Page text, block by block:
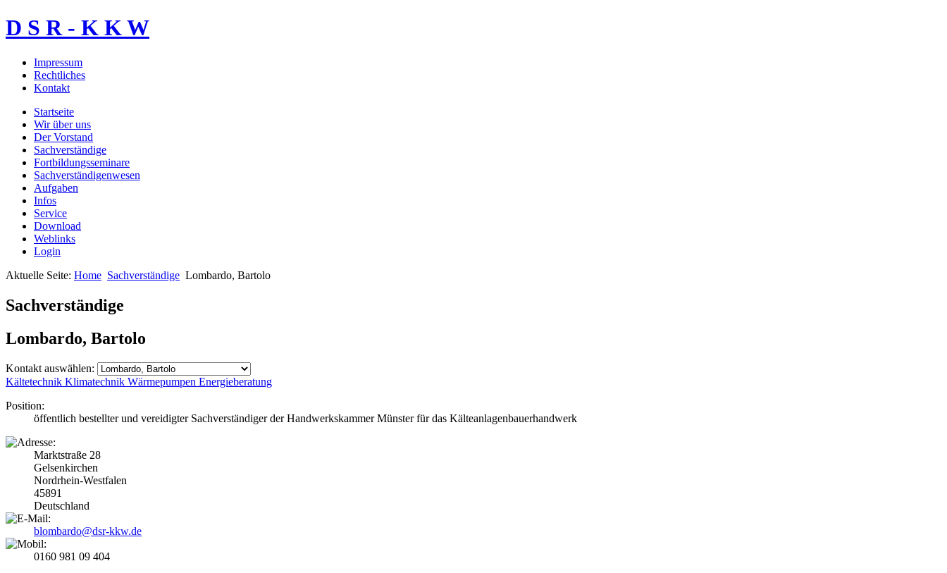
D S R - K K W
Impressum
Rechtliches
Kontakt
Startseite
Wir über uns
Der Vorstand
Sachverständige
Fortbildungsseminare
Sachverständigenwesen
Aufgaben
Infos
Service
Download
Weblinks
Login
Aktuelle Seite: Home Sachverständige Lombardo, Bartolo
Sachverständige
Lombardo, Bartolo
Kontakt auswählen:
Kältetechnik Klimatechnik Wärmepumpen Energieberatung
Position:
öffentlich bestellter und vereidigter Sachverständiger der Handwerkskammer Münster für das Kälteanlagenbauerhandwerk
Marktstraße 28
Gelsenkirchen
Nordrhein-Westfalen
45891
Deutschland
blombardo@dsr-kkw.de
0160 981 09 404